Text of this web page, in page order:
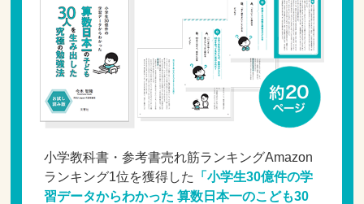
小学教科書・参考書売れ筋ランキングAmazon
ランキング1位を獲得した 「小学生30億件の学
習データからわかった 算数日本一のこども30